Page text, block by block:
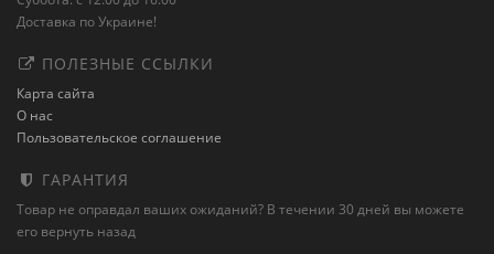
Доставка по Украине!
ПОЛЕЗНЫЕ ССЫЛКИ
Карта сайта
О нас
Пользовательское соглашение
ГАРАНТИЯ
Товар не оправдал ваших ожиданий? В течении 30 дней вы можете
его вернуть назад